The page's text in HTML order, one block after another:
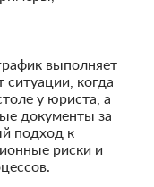
выполняет
ситуации, когда
у юриста, а
документы за
подход к
риски и